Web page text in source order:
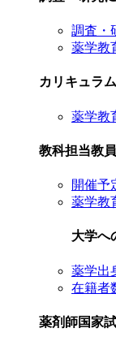
調査・
薬学教
カリキュラ
薬学教
教科担当教
開催予
薬学教
大学へ
薬学出
在籍者
薬剤師国家